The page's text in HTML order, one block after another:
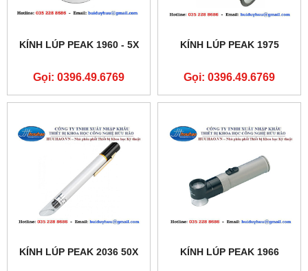
KÍNH LÚP PEAK 1960 - 5X
Gọi: 0396.49.6769
KÍNH LÚP PEAK 1975
Gọi: 0396.49.6769
KÍNH LÚP PEAK 2036 50X KÍNH LÚP PEAK 1966